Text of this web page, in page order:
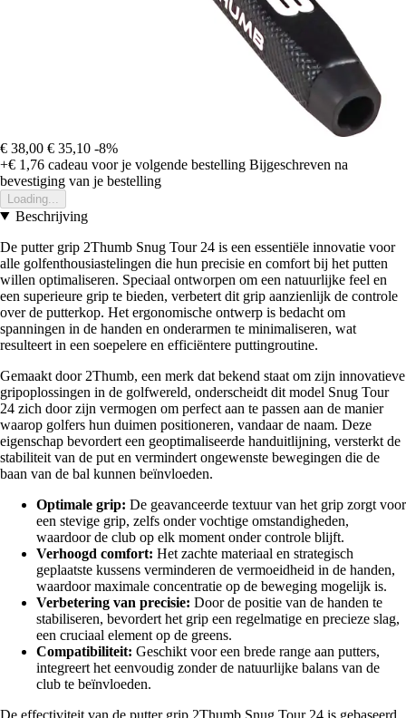
€ 38,00 € 35,10 -8%
+€ 1,76 cadeau voor je volgende bestelling Bijgeschreven na
bevestiging van je bestelling
Loading...
Beschrijving
De putter grip 2Thumb Snug Tour 24 is een essentiële innovatie voor
alle golfenthousiastelingen die hun precisie en comfort bij het putten
willen optimaliseren. Speciaal ontworpen om een natuurlijke feel en
een superieure grip te bieden, verbetert dit grip aanzienlijk de controle
over de putterkop. Het ergonomische ontwerp is bedacht om
spanningen in de handen en onderarmen te minimaliseren, wat
resulteert in een soepelere en efficiëntere puttingroutine.
Gemaakt door 2Thumb, een merk dat bekend staat om zijn innovatieve
gripoplossingen in de golfwereld, onderscheidt dit model Snug Tour
24 zich door zijn vermogen om perfect aan te passen aan de manier
waarop golfers hun duimen positioneren, vandaar de naam. Deze
eigenschap bevordert een geoptimaliseerde handuitlijning, versterkt de
stabiliteit van de put en vermindert ongewenste bewegingen die de
baan van de bal kunnen beïnvloeden.
Optimale grip: De geavanceerde textuur van het grip zorgt voor
een stevige grip, zelfs onder vochtige omstandigheden,
waardoor de club op elk moment onder controle blijft.
Verhoogd comfort: Het zachte materiaal en strategisch
geplaatste kussens verminderen de vermoeidheid in de handen,
waardoor maximale concentratie op de beweging mogelijk is.
Verbetering van precisie: Door de positie van de handen te
stabiliseren, bevordert het grip een regelmatige en precieze slag,
een cruciaal element op de greens.
Compatibiliteit: Geschikt voor een brede range aan putters,
integreert het eenvoudig zonder de natuurlijke balans van de
club te beïnvloeden.
De effectiviteit van de putter grip 2Thumb Snug Tour 24 is gebaseerd